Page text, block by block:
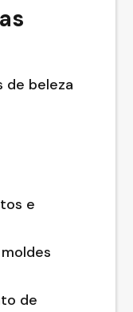
de beleza
e
de